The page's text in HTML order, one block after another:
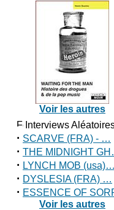
Voir les autres
Interviews
· SCARVE (FRA) - …
· THE MIDNIGHT
· LYNCH MOB (usa)…
· DYSLESIA (FRA) …
· ESSENCE OF
Voir les autres